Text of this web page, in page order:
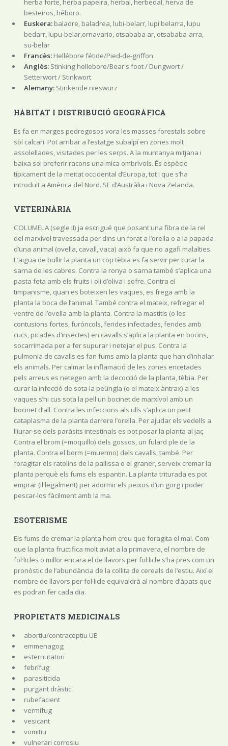
herba forte, herba papeira, herbal, herbedal, herva de
besteiros, héboro.
Euskera:baladre, baladrea, lubi-belarr, lupi belarra, lupu
bedarr, lupu-belar,ornavario, otsababa ar, otsababa-arra,
su-belar
Francès:Hellébore fétide/Pied-de-griffon
Anglès:Stinking hellebore/Bear's foot / Dungwort /
Setterwort / Stinkwort
Alemany:Stinkende nieswurz
HÀBITAT I DISTRIBUCIÓ GEOGRÀFICA
Es fa en marges pedregosos vora les masses forestals sobre
sòl calcari. Pot arribar a l’estatge subalpí en zones molt
assolellades, visitades per les serps. A la muntanya mitjana i
baixa sol preferir racons una mica ombrívols. És espècie
típicament de la meitat occidental d’Europa, tot i que s’ha
introduït a Amèrica del Nord. SE d’Austràlia i Nova Zelanda.
VETERINÀRIA
COLUMELA (segle II) ja escrigué que posant una fibra de la rel
del marxívol travessada per dins un forat a l’orella o a la papada
d’una animal (ovella, cavall, vaca) això fa que no agafi malalties.
L’aigua de bullir la planta un cop tèbia es fa servir per curar la
sarna de les cabres. Contra la ronya o sarna també s’aplica una
pasta feta amb els fruits i oli d’oliva i sofre. Contra el
timpanisme, quan es boteixen les vaques, es frega amb la
planta la boca de l’animal. També contra el mateix, refregar el
ventre de l’ovella amb la planta. Contra la mastitis (o les
contusions fortes, furóncols, ferides infectades, ferides amb
cucs, picades d’insectes) en cavalls s’aplica la planta en bocins,
socarrimada per a fer supurar i netejar el pus. Contra la
pulmonia de cavalls es fan fums amb la planta que han d’inhalar
els animals. Per calmar la inflamació de les zones encetades
pels arreus es netegen amb la decocció de la planta, tèbia. Per
curar la infecció de sota la peüngla (o el mateix àntrax) a les
vaques s’hi cus sota la pell un bocinet de marxívol amb un
bocinet d’all. Contra les infeccions als ulls s’aplica un petit
cataplasma de la planta darrere l’orella. Per ajudar els vedells a
lliurar-se dels paràsits intestinals es pot posar la planta al jaç.
Contra el brom (=moquillo) dels gossos, un fulard ple de la
planta. Contra el borm (=muermo) dels cavalls, també. Per
foragitar els ratolins de la pallissa o el graner, serveix cremar la
planta perquè els fums els espantin. La planta triturada es pot
emprar (il·legalment) per adormir els peixos d’un gorg i poder
pescar-los fàcilment amb la ma.
ESOTERISME
Els fums de cremar la planta hom creu que foragita el mal. Com
que la planta fructifica molt aviat a la primavera, el nombre de
fol·licles o millor encara el de llavors per fol·licle s’ha pres com un
pronòstic de l’abundància de la collita de cereals de l’estiu. Així el
nombre de llavors per fol·licle equivaldrà al nombre d’àpats que
es podran fer cada dia.
PROPIETATS MEDICINALS
abortiu/contraceptiu UE
emmenagog
esternutatori
febrífug
parasiticida
purgant dràstic
rubefacient
vermífug
vesicant
vomitiu
vulnerari corrosiu